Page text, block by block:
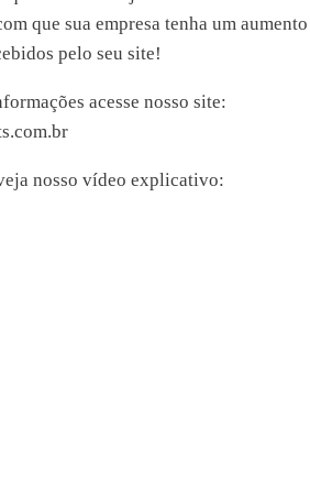
que sua empresa tenha um
pelo seu site!
acesse nosso site:
nosso vídeo explicativo: